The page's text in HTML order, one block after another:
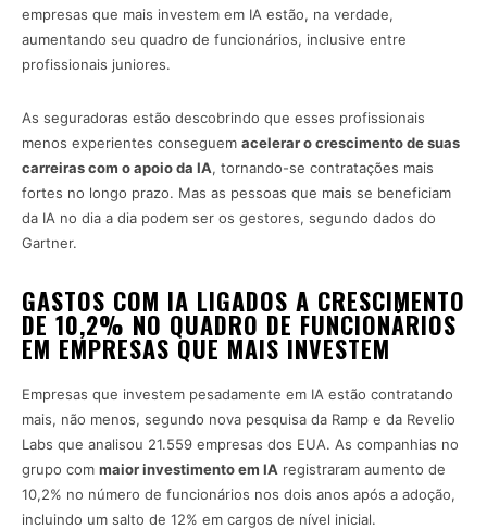
empresas que mais investem em IA estão, na verdade,
aumentando seu quadro de funcionários, inclusive entre
profissionais juniores.
As seguradoras estão descobrindo que esses profissionais
menos experientes conseguem acelerar o crescimento de suas
carreiras com o apoio da IA, tornando-se contratações mais
fortes no longo prazo. Mas as pessoas que mais se beneficiam
da IA no dia a dia podem ser os gestores, segundo dados do
Gartner.
GASTOS COM IA LIGADOS A CRESCIMENTO
DE 10,2% NO QUADRO DE FUNCIONÁRIOS
EM EMPRESAS QUE MAIS INVESTEM
Empresas que investem pesadamente em IA estão contratando
mais, não menos, segundo nova pesquisa da Ramp e da Revelio
Labs que analisou 21.559 empresas dos EUA. As companhias no
grupo com maior investimento em IA registraram aumento de
10,2% no número de funcionários nos dois anos após a adoção,
incluindo um salto de 12% em cargos de nível inicial.